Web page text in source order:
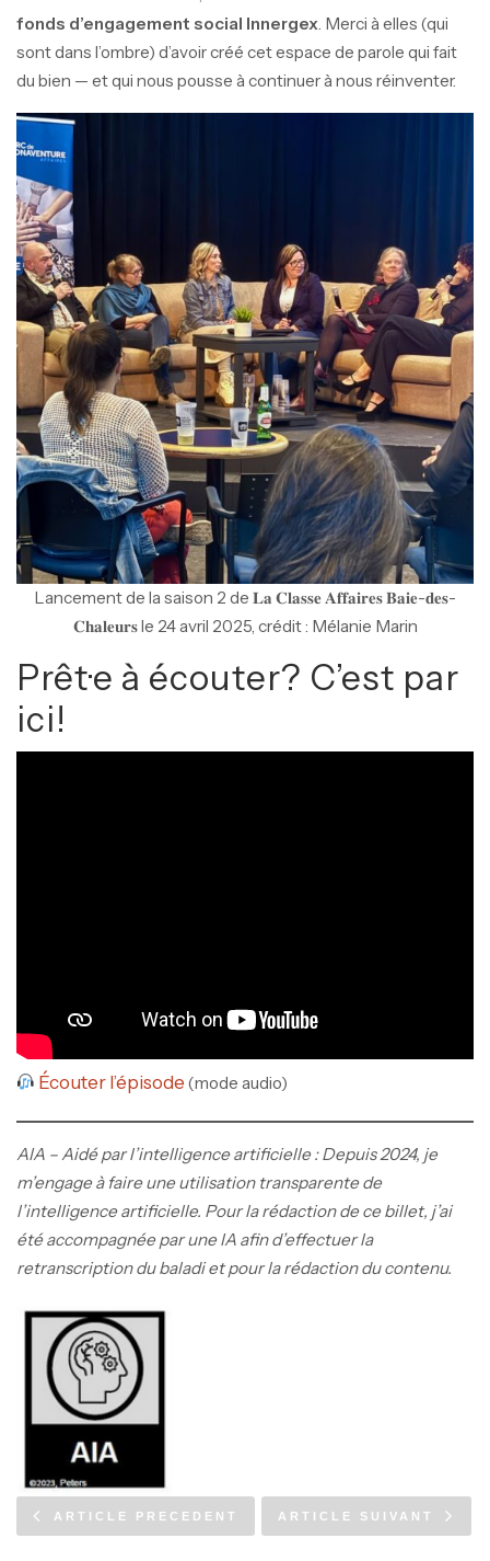
fonds d’engagement social Innergex. Merci à elles (qui
sont dans l’ombre) d’avoir créé cet espace de parole qui fait
du bien — et qui nous pousse à continuer à nous réinventer.
Lancement de la saison 2 de 𝐋𝐚 𝐂𝐥𝐚𝐬𝐬𝐞 𝐀𝐟𝐟𝐚𝐢𝐫𝐞𝐬 𝐁𝐚𝐢𝐞-𝐝𝐞𝐬-
𝐂𝐡𝐚𝐥𝐞𝐮𝐫𝐬 le 24 avril 2025, crédit : Mélanie Marin
Prêt·e à écouter? C’est par
ici!
Écouter l’épisode (mode audio)
AIA – Aidé par l’intelligence artificielle : Depuis 2024, je
m’engage à faire une utilisation transparente de
l’intelligence artificielle. Pour la rédaction de ce billet, j’ai
été accompagnée par une IA afin d’effectuer la
retranscription du baladi et pour la rédaction du contenu.
ARTICLE PRECEDENT ARTICLE SUIVANT